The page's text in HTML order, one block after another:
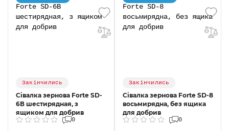
Закінчились
Сівалка зернова Forte SD-
6В шестирядная, з
ящиком для добрив
0
Закінчились
Сівалка зернова Forte SD-8
восьмирядна, без ящика
для добрив
0